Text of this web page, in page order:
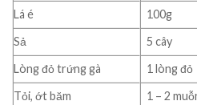
Lá é
100g
Sả
5 cây
Lòng đỏ trứng gà
1 lòng đỏ
Tỏi, ớt băm
1 – 2